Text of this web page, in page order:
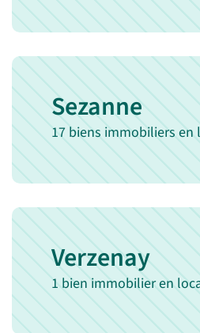
Sezanne
17 biens immobiliers en
Verzenay
1 bien immobilier en